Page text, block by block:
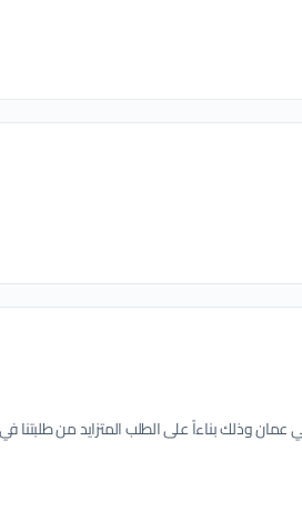
عمان وذلك بناءاً على الطلب المتزايد من طلبتنا